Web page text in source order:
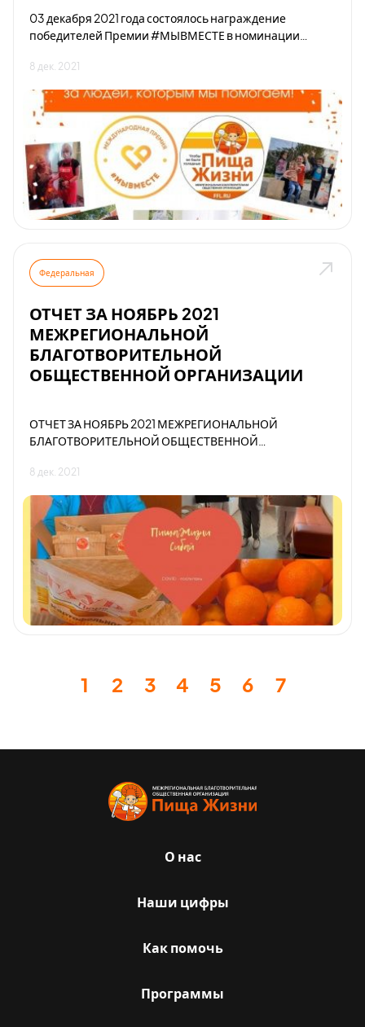
03 декабря 2021 года состоялось награждение
победителей Премии #МЫВМЕСТЕ в номинации
место МБОО "Пища Жизни" за проект "Чтобы не было
голодных". Диплом призера и памятную статуэтку
Премии вручил Первый заместитель Руководителя
Администрации президента России Сергей Кириенко.
8 дек. 2021
Федеральная
ОТЧЕТ ЗА НОЯБРЬ 2021
МЕЖРЕГИОНАЛЬНОЙ
БЛАГОТВОРИТЕЛЬНОЙ
ОБЩЕСТВЕННОЙ ОРГАНИЗАЦИИ
ОТЧЕТ ЗА НОЯБРЬ 2021 МЕЖРЕГИОНАЛЬНОЙ
БЛАГОТВОРИТЕЛЬНОЙ ОБЩЕСТВЕННОЙ
8 дек. 2021
1 2 3 4 5 6 7
О нас
Наши цифры
Как помочь
Программы